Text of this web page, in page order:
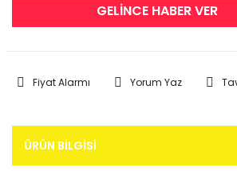
GELİNCE HABER VER
Fiyat Alarmı Yorum Yaz
ÜRÜN BILGISI